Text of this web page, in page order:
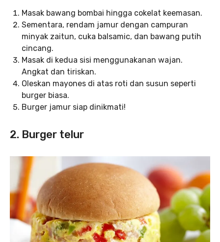
Masak bawang bombai hingga cokelat keemasan.
Sementara, rendam jamur dengan campuran
minyak zaitun, cuka balsamic, dan bawang putih
cincang.
Masak di kedua sisi menggunakanan wajan.
Angkat dan tiriskan.
Oleskan mayones di atas roti dan susun seperti
burger biasa.
Burger jamur siap dinikmati!
2. Burger telur